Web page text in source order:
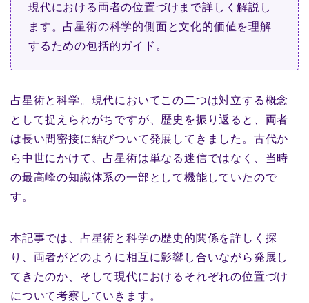
現代における両者の位置づけまで詳しく解説し
ます。占星術の科学的側面と文化的価値を理解
するための包括的ガイド。
占星術と科学。現代においてこの二つは対立する概念
として捉えられがちですが、歴史を振り返ると、両者
は長い間密接に結びついて発展してきました。古代か
ら中世にかけて、占星術は単なる迷信ではなく、当時
の最高峰の知識体系の一部として機能していたので
す。
本記事では、占星術と科学の歴史的関係を詳しく探
り、両者がどのように相互に影響し合いながら発展し
てきたのか、そして現代におけるそれぞれの位置づけ
について考察していきます。